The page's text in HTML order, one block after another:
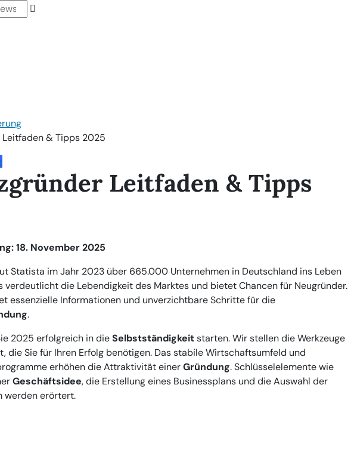
Leitfaden & Tipps 2025
Leitfaden & Tipps
18. November 2025
Statista im Jahr 2023 über 665.000 Unternehmen in Deutschland ins Leben
verdeutlicht die Lebendigkeit des Marktes und bietet Chancen für Neugründer.
essenzielle Informationen und unverzichtbare Schritte für die
.
2025 erfolgreich in dieSelbstständigkeitstarten. Wir stellen die Werkzeuge
die Sie für Ihren Erfolg benötigen. Das stabile Wirtschaftsumfeld und
erhöhen die Attraktivität einerGründung. Schlüsselelemente wie
Geschäftsidee, die Erstellung eines Businessplans und die Auswahl der
werden erörtert.